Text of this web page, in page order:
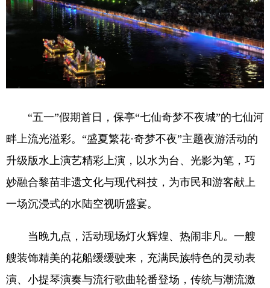
“五一”假期首日，保亭“七仙奇梦不夜城”的七仙河
畔上流光溢彩。“盛夏繁花·奇梦不夜”主题夜游活动的
升级版水上演艺精彩上演，以水为台、光影为笔，巧
妙融合黎苗非遗文化与现代科技，为市民和游客献上
一场沉浸式的水陆空视听盛宴。
当晚九点，活动现场灯火辉煌、热闹非凡。一艘
艘装饰精美的花船缓缓驶来，充满民族特色的灵动表
演、小提琴演奏与流行歌曲轮番登场，传统与潮流激